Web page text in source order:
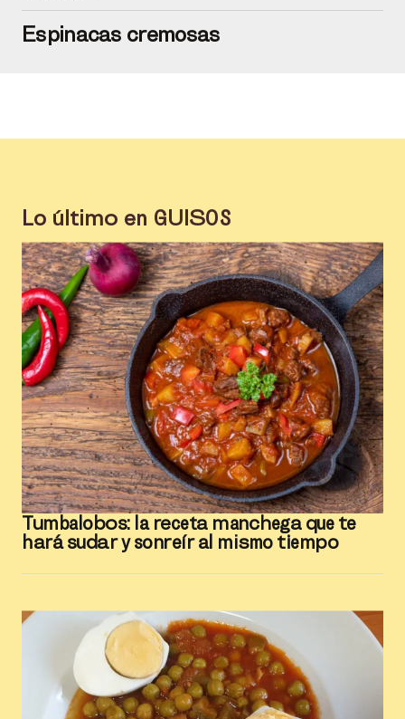
Espinacas cremosas
Lo último en GUISOS
Tumbalobos: la receta manchega que te
hará sudar y sonreír al mismo tiempo